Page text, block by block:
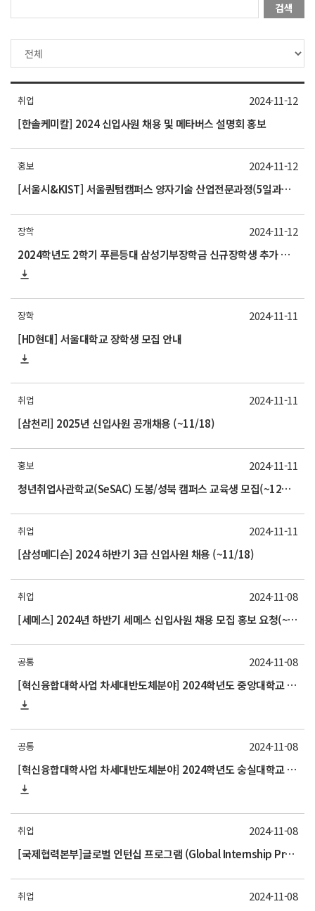
검색
취업
[한솔케미칼] 2024 신입사원 채용 및 메타버스 설명회 홍보
2024-11-12
홍보
[서울시&KIST] 서울퀀텀캠퍼스 양자기술 산업전문과정(5일과정) 교육생 모집 홍보
2024-11-12
장학
2024학년도 2학기 푸른등대 삼성기부장학금 신규장학생 추가 선발 안내(11월 13일(~10:00 기한엄수)
2024-11-12
장학
[HD현대] 서울대학교 장학생 모집 안내
2024-11-11
취업
[삼천리] 2025년 신입사원 공개채용 (~11/18)
2024-11-11
홍보
청년취업사관학교(SeSAC) 도봉/성북 캠퍼스 교육생 모집(~12월 초)
2024-11-11
취업
[삼성메디슨] 2024 하반기 3급 신입사원 채용 (~11/18)
2024-11-11
취업
[세메스] 2024년 하반기 세메스 신입사원 채용 모집 홍보 요청(~11/18(월) 17시까지)
2024-11-08
공통
[혁신융합대학사업 차세대반도체분야] 2024학년도 중앙대학교 동계 계절학기 교류 수학 안내
2024-11-08
공통
[혁신융합대학사업 차세대반도체분야] 2024학년도 숭실대학교 동계 계절학기 교류 수학 안내
2024-11-08
취업
[국제협력본부]글로벌 인턴십 프로그램 (Global Internship Program) 설명회
2024-11-08
취업 2024-11-08